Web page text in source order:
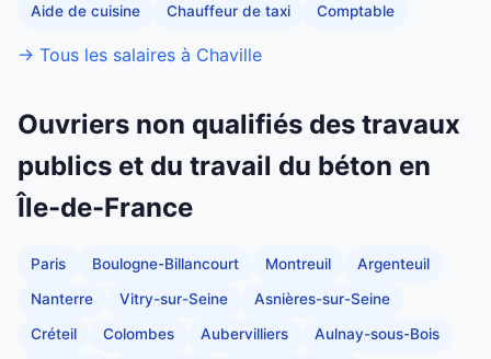
Aide de cuisine Chauffeur de taxi Comptable
→ Tous les salaires à Chaville
Ouvriers non qualifiés des travaux
publics et du travail du béton en
Île-de-France
Paris Boulogne-Billancourt Montreuil Argenteuil
Nanterre Vitry-sur-Seine Asnières-sur-Seine
Créteil Colombes Aubervilliers Aulnay-sous-Bois